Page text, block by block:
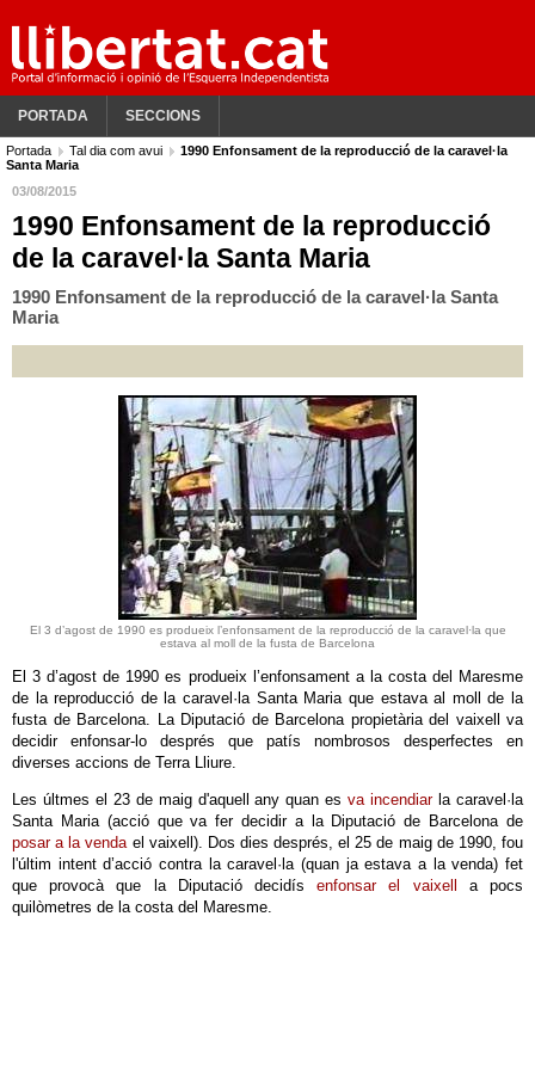
PORTADA SECCIONS
Portada Tal dia com avui
1990 Enfonsament de la reproducció de la caravel·la
Santa Maria
03/08/2015
1990 Enfonsament de la reproducció
de la caravel·la Santa Maria
1990 Enfonsament de la reproducció de la caravel·la Santa
Maria
El 3 d’agost de 1990 es produeix l’enfonsament de la reproducció de la caravel·la que
estava al moll de la fusta de Barcelona
El 3 d’agost de 1990 es produeix l’enfonsament a la costa del Maresme
de la reproducció de la caravel·la Santa Maria que estava al moll de la
fusta de Barcelona. La Diputació de Barcelona propietària del vaixell va
decidir enfonsar-lo després que patís nombrosos desperfectes en
diverses accions de Terra Lliure.
Les últmes el 23 de maig d'aquell any quan esva incendiarla caravel·la
Santa Maria (acció que va fer decidir a la Diputació de Barcelona de
posar a la venda el vaixell). Dos dies després, el 25 de maig de 1990, fou
l'últim intent d’acció contra la caravel·la (quan ja estava a la venda) fet
que provocà que la Diputació decidísenfonsar el vaixell
a pocs
quilòmetres de la costa del Maresme.